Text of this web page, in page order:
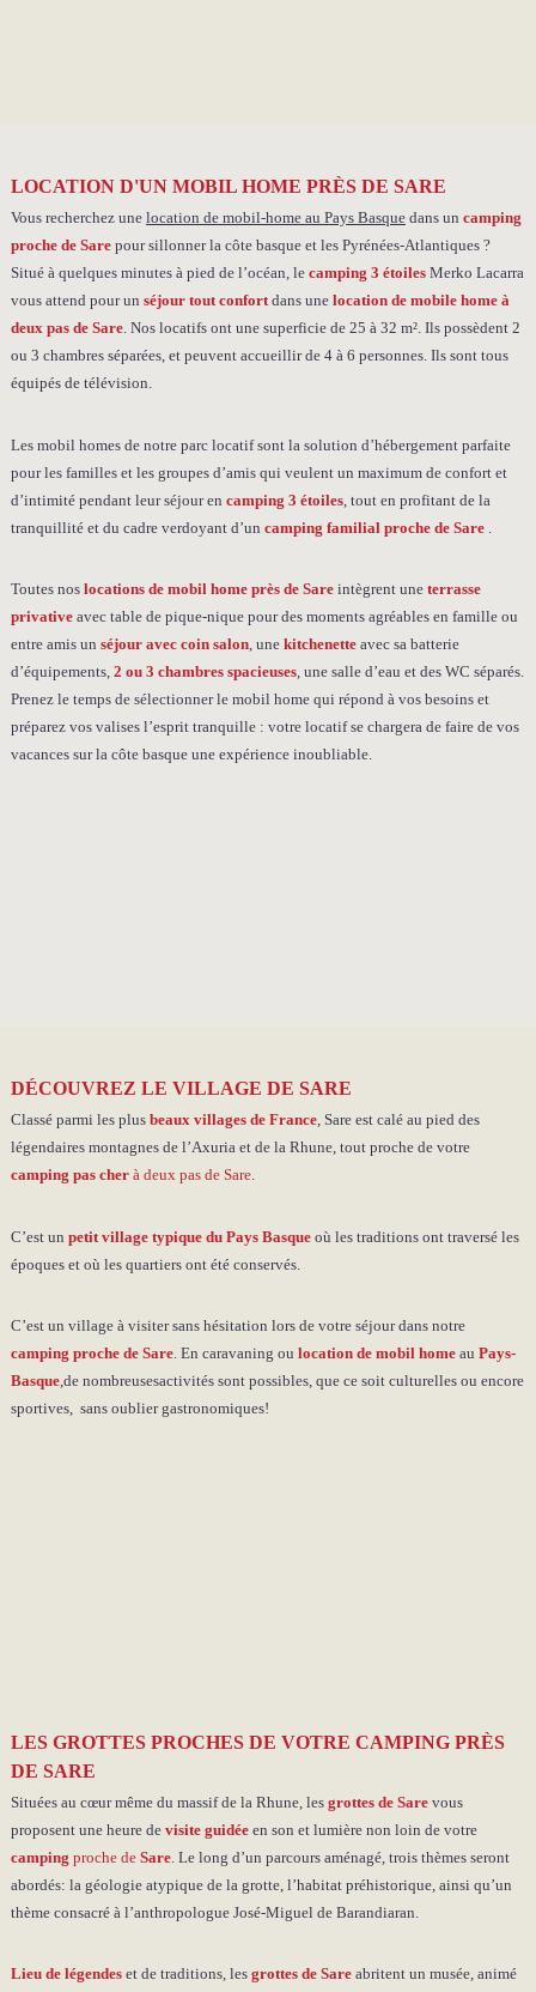
LOCATION D'UN MOBIL HOME PRÈS DE SARE
Vous recherchez une location de mobil-home au Pays Basquedans un camping
proche de Sarepour sillonner la côte basque et les Pyrénées-Atlantiques ?
Situé à quelques minutes à pied de l’océan, le camping 3 étoilesMerko Lacarra
vous attend pour un séjour tout confortdans une location de mobile home à
deux pas de Sare. Nos locatifs ont une superficie de 25 à 32 m². Ils possèdent 2
ou 3 chambres séparées, et peuvent accueillir de 4 à 6 personnes. Ils sont tous
équipés de télévision.
Les mobil homes de notre parc locatif sont la solution d’hébergement parfaite
pour les familles et les groupes d’amis qui veulent un maximum de confort et
d’intimité pendant leur séjour en camping 3 étoiles, tout en profitant de la
tranquillité et du cadre verdoyant d’un camping familial proche de Sare.
Toutes nos locations de mobil home près de Sareintègrent une terrasse
privativeavec table de pique-nique pour des moments agréables en famille ou
entre amis un séjour avec coin salon, une kitchenetteavec sa batterie
d’équipements, 2 ou 3 chambres spacieuses, une salle d’eau et des WC séparés.
Prenez le temps de sélectionner le mobil home qui répond à vos besoins et
préparez vos valises l’esprit tranquille : votre locatif se chargera de faire de vos
vacances sur la côte basque une expérience inoubliable.
DÉCOUVREZ LE VILLAGE DE SARE
Classé parmi les plus beaux villages de France, Sare est calé au pied des
légendaires montagnes de l’Axuria et de la Rhune, tout proche de votre
camping pas cher à deux pas de Sare.
C’est un petit village typique du Pays Basqueoù les traditions ont traversé les
époques et où les quartiers ont été conservés.
C’est un village à visiter sans hésitation lors de votre séjourdans notre
camping proche de Sare. En caravaning ou location de mobil homeau Pays-
Basque,de nombreusesactivités sont possibles, que ce soit culturelles ou encore
sportives, sans oublier gastronomiques!
LES GROTTES PROCHES DE VOTRE CAMPING PRÈS
DE SARE
Situées au cœur même du massif de la Rhune, les grottes de Sarevous
proposent une heure de visite guidéeen son et lumière non loin de votre
camping proche deSare. Le long d’un parcours aménagé, trois thèmes seront
abordés: la géologie atypique de la grotte, l’habitat préhistorique, ainsi qu’un
thème consacré à l’anthropologue José-Miguel de Barandiaran.
Lieu de légendeset de traditions, les grottes de Sareabritent un musée, animé